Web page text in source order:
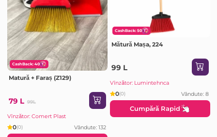
CashBack: 40
Matură + Faraș (Z129)
79 L 99L
Vînzător: Comert Plast
0(0) Vândute: 132
CashBack: 50
Mătură Mașa, 224
99 L
Vînzător: Lumintehnca
0(0) Vândute: 8
Cumpără Rapid